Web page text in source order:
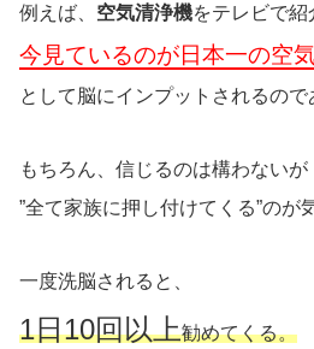
例えば、 空気清浄機をテレビで紹
今見ているのが日本一の空
として脳にインプットされるので
もちろん、信じるのは構わないが
”全て家族に押し付けてくる”のが
一度洗脳されると、
1日10回以上勧めてくる。